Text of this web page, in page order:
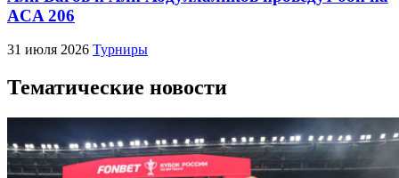
ACA 206
31 июля 2026 Турниры
Тематические новости